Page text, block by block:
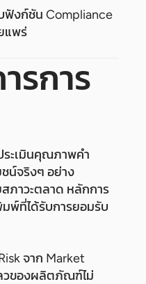
ฟังก์ชัน Compliance
แพร่
รการ
ระเมินคุณภาพคำ
ชน์จริงๆ อย่าง
ภาวะตลาด หลักการ
มพ์ที่ได้รับการยอมรับ
จาก Market
วของผลิตภัณฑ์ไม่